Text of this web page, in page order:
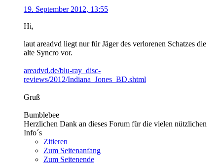
19. September 2012, 13:55
Hi,
laut areadvd liegt nur für Jäger des verlorenen Schatzes die
alte Syncro vor.
areadvd.de/blu-ray_disc-
reviews/2012/Indiana_Jones_BD.shtml
Gruß
Bumblebee
Herzlichen Dank an dieses Forum für die vielen nützlichen
Info´s
Zitieren
Zum Seitenanfang
Zum Seitenende